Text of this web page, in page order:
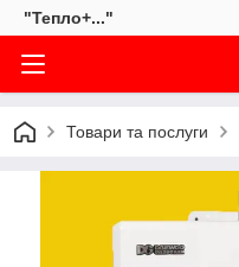
"Тепло+..."
Товари та послуги